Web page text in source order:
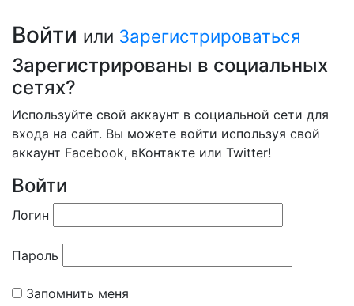
Войти или Зарегистрироваться
Зарегистрированы в социальных
сетях?
Используйте свой аккаунт в социальной сети для
входа на сайт. Вы можете войти используя свой
аккаунт Facebook, вКонтакте или Twitter!
Войти
Логин
Пароль
Запомнить меня